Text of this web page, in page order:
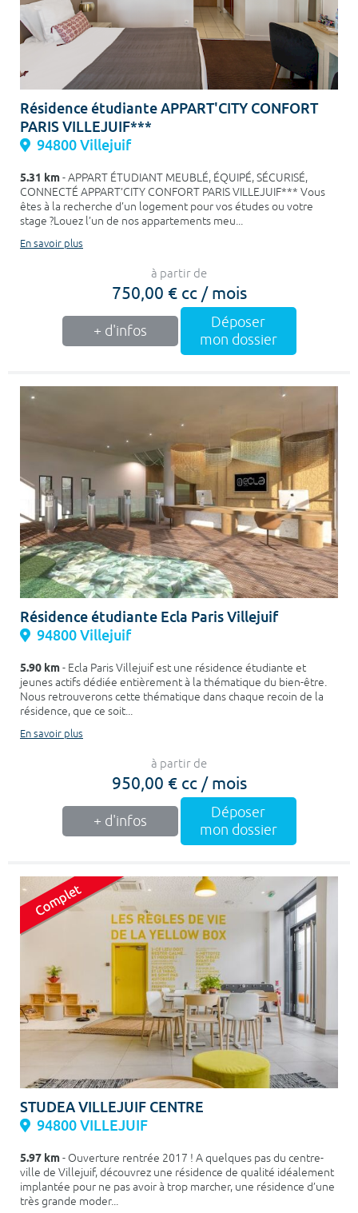
Résidence étudiante APPART'CITY CONFORT
PARIS VILLEJUIF***
94800 Villejuif
5.31 km- APPART ÉTUDIANT MEUBLÉ, ÉQUIPÉ, SÉCURISÉ,
CONNECTÉ APPART’CITY CONFORT PARIS VILLEJUIF*** Vous
êtes à la recherche d’un logement pour vos études ou votre
stage ?Louez l’un de nos appartements meu...
En savoir plus
à partir de
750,00 € cc / mois
+ d'infos
Déposer
mon dossier
Résidence étudiante Ecla Paris Villejuif
94800 Villejuif
5.90 km- Ecla Paris Villejuif est une résidence étudiante et
jeunes actifs dédiée entièrement à la thématique du bien-être.
Nous retrouverons cette thématique dans chaque recoin de la
résidence, que ce soit...
En savoir plus
à partir de
950,00 € cc / mois
+ d'infos
Déposer
mon dossier
STUDEA VILLEJUIF CENTRE
94800 VILLEJUIF
5.97 km- Ouverture rentrée 2017 ! A quelques pas du centre-
ville de Villejuif, découvrez une résidence de qualité idéalement
implantée pour ne pas avoir à trop marcher, une résidence d’une
très grande moder...